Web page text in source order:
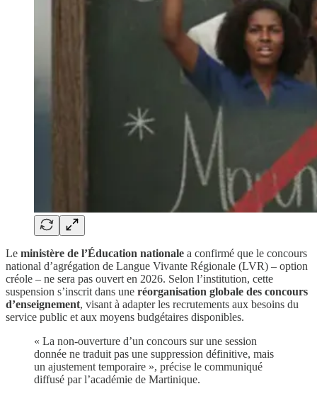
Le ministère de l’Éducation nationale a confirmé que le concours
national d’agrégation de Langue Vivante Régionale (LVR) – option
créole – ne sera pas ouvert en 2026. Selon l’institution, cette
suspension s’inscrit dans une réorganisation globale des concours
d’enseignement, visant à adapter les recrutements aux besoins du
service public et aux moyens budgétaires disponibles.
« La non-ouverture d’un concours sur une session
donnée ne traduit pas une suppression définitive, mais
un ajustement temporaire », précise le communiqué
diffusé par l’académie de Martinique.